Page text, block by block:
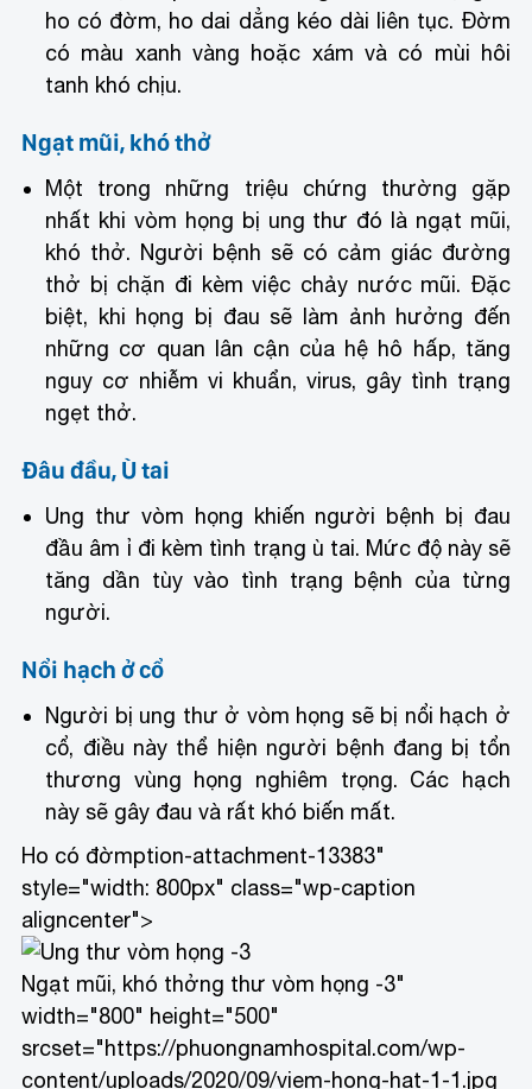
ho có đờm, ho dai dẳng kéo dài liên tục. Đờm
có màu xanh vàng hoặc xám và có mùi hôi
tanh khó chịu.
Ngạt mũi, khó thở
Một trong những triệu chứng thường gặp
nhất khi vòm họng bị ung thư đó là ngạt mũi,
khó thở. Người bệnh sẽ có cảm giác đường
thở bị chặn đi kèm việc chảy nước mũi. Đặc
biệt, khi họng bị đau sẽ làm ảnh hưởng đến
những cơ quan lân cận của hệ hô hấp, tăng
nguy cơ nhiễm vi khuẩn, virus, gây tình trạng
ngẹt thở.
Đâu đầu, Ù tai
Ung thư vòm họng khiến người bệnh bị đau
đầu âm ỉ đi kèm tình trạng ù tai. Mức độ này sẽ
tăng dần tùy vào tình trạng bệnh của từng
người.
Nổi hạch ở cổ
Người bị ung thư ở vòm họng sẽ bị nổi hạch ở
cổ, điều này thể hiện người bệnh đang bị tổn
thương vùng họng nghiêm trọng. Các hạch
này sẽ gây đau và rất khó biến mất.
Ho có đờmption-attachment-13383"
style="width: 800px" class="wp-caption
aligncenter">
Ngạt mũi, khó thởng thư vòm họng -3"
width="800" height="500"
srcset="https://phuongnamhospital.com/wp-
content/uploads/2020/09/viem-hong-hat-1-1.jpg